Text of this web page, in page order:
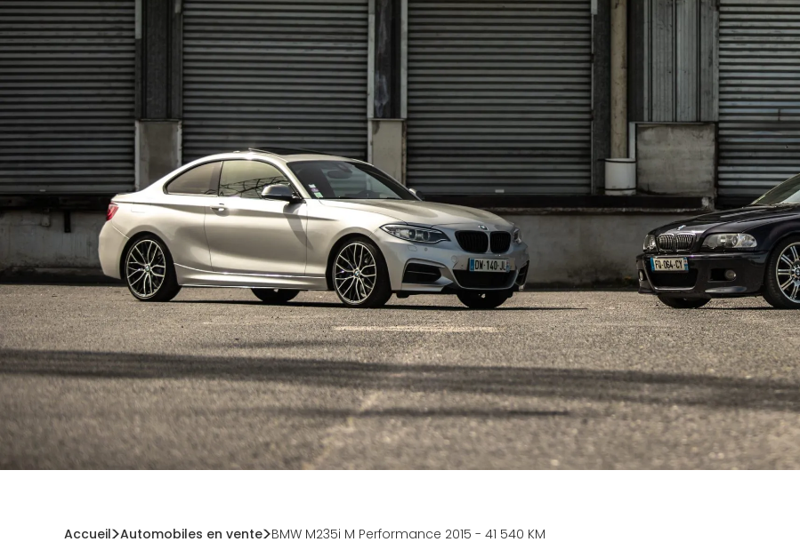
Accueil Automobiles en vente BMW M235i M Performance 2015 - 41 540 KM